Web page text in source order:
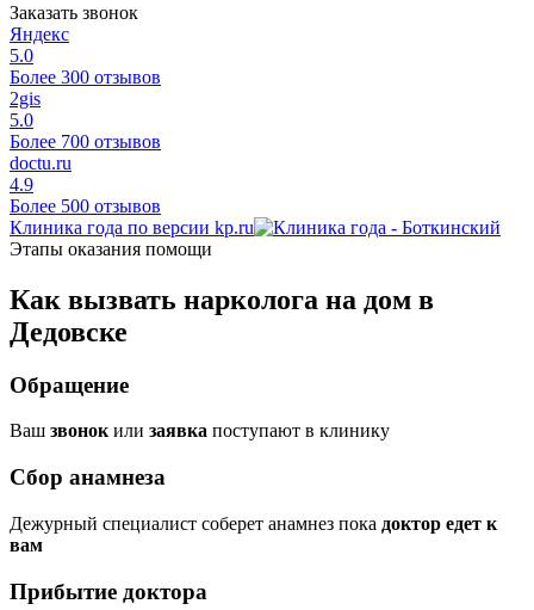
Заказать звонок
Яндекс
5.0
Более 300 отзывов
2gis
5.0
Более 700 отзывов
doctu.ru
4.9
Более 500 отзывов
Клиника года по версии kp.ru
Этапы оказания помощи
Как вызвать нарколога на дом в
Дедовске
Обращение
Ваш звонокили заявка поступают в клинику
Сбор анамнеза
Дежурный специалист соберет анамнез пока доктор едет к
вам
Прибытие доктора